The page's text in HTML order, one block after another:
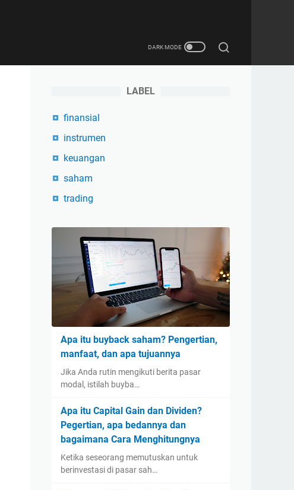
LABEL
finansial
instrumen
keuangan
saham
trading
Apa itu buyback saham? Pengertian,
manfaat, dan apa tujuannya
Jika Anda rutin mengikuti berita pasar
modal, istilah buyba…
Apa itu Capital Gain dan Dividen?
Pegertian, apa bedannya dan
bagaimana Cara Menghitungnya
Ketika seseorang memutuskan untuk
berinvestasi di pasar sah…